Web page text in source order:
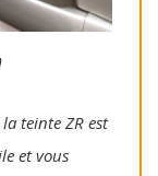
teinte ZR est
et vous